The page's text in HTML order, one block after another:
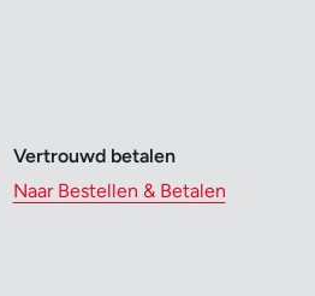
Vertrouwd betalen
Naar Bestellen & Betalen